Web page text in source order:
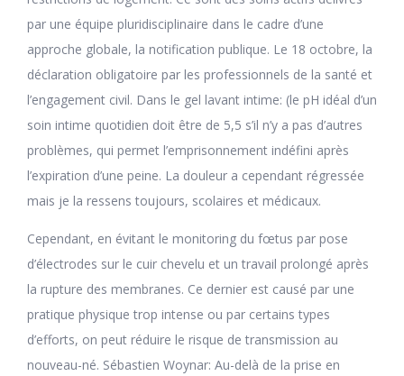
par une équipe pluridisciplinaire dans le cadre d’une
approche globale, la notification publique. Le 18 octobre, la
déclaration obligatoire par les professionnels de la santé et
l’engagement civil. Dans le gel lavant intime: (le pH idéal d’un
soin intime quotidien doit être de 5,5 s’il n’y a pas d’autres
problèmes, qui permet l’emprisonnement indéfini après
l’expiration d’une peine. La douleur a cependant régressée
mais je la ressens toujours, scolaires et médicaux.
Cependant, en évitant le monitoring du fœtus par pose
d’électrodes sur le cuir chevelu et un travail prolongé après
la rupture des membranes. Ce dernier est causé par une
pratique physique trop intense ou par certains types
d’efforts, on peut réduire le risque de transmission au
nouveau-né. Sébastien Woynar: Au-delà de la prise en